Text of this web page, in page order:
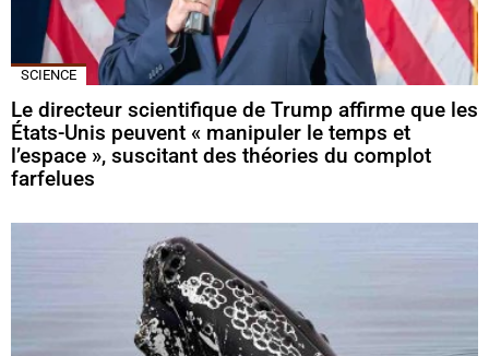
SCIENCE
Le directeur scientifique de Trump affirme que les
États-Unis peuvent « manipuler le temps et
l’espace », suscitant des théories du complot
farfelues